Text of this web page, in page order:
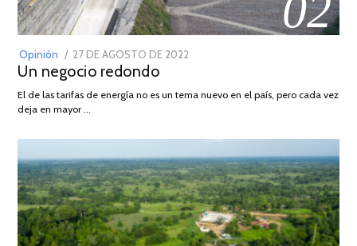
Opinión
POSTED
ON
27 DE AGOSTO DE 2022
DE
Un negocio redondo
El de las tarifas de energía no es un tema nuevo en el país, pero cada vez
deja en mayor …